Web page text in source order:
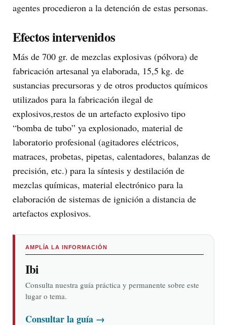
agentes procedieron a la detención de estas personas.
Efectos intervenidos
Más de 700 gr. de mezclas explosivas (pólvora) de
fabricación artesanal ya elaborada, 15,5 kg. de
sustancias precursoras y de otros productos químicos
utilizados para la fabricación ilegal de
explosivos,restos de un artefacto explosivo tipo
“bomba de tubo” ya explosionado, material de
laboratorio profesional (agitadores eléctricos,
matraces, probetas, pipetas, calentadores, balanzas de
precisión, etc.) para la síntesis y destilación de
mezclas químicas, material electrónico para la
elaboración de sistemas de ignición a distancia de
artefactos explosivos.
AMPLÍA LA INFORMACIÓN
Ibi
Consulta nuestra guía práctica y permanente sobre este
lugar o tema.
Consultar la guía →